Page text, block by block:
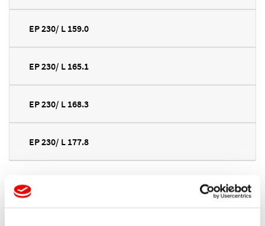
EP 230/ L 159.0
EP 230/ L 165.1
EP 230/ L 168.3
EP 230/ L 177.8
Produkty Protec i ich specyfikacje mogą zostać zmienione bez
uprzedniego powiadomienia.